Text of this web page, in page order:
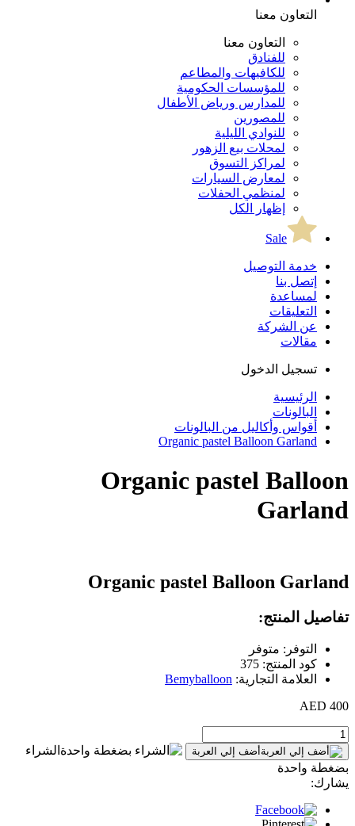
التعاون معنا
التعاون معنا
للفنادق
للكافيهات والمطاعم
للمؤسسات الحكومية
للمدارس ورياض الأطفال
للمصورين
للنوادي الليلية
لمحلات بيع الزهور
لمراكز التسوق
لمعارض السيارات
لمنظمي الحفلات
إظهار الكل
Sale
خدمة التوصيل
إتصل بنا
لمساعدة
التعليقات
عن الشركة
مقالات
تسجيل الدخول
الرئيسية
البالونات
أقواس وأكاليل من البالونات
Organic pastel Balloon Garland
Organic pastel Balloon
Garland
Organic pastel Balloon Garland
تفاصيل المنتج:
التوفر: متوفر
كود المنتج: 375
العلامة التجارية: Bemyballoon
400 AED
أضف إلي العربة
الشراء
بضغطة واحدة
يشارك: